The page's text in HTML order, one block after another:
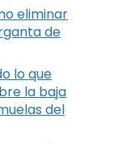
eliminar
de
lo que
la baja
del